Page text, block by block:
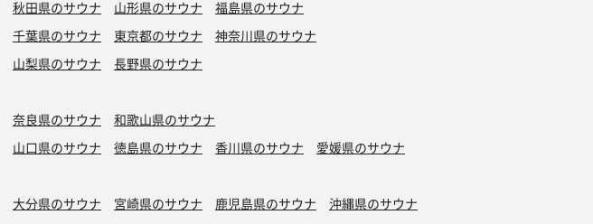
秋田県のサウナ 山形県のサウナ 福島県のサウナ
千葉県のサウナ 東京都のサウナ 神奈川県のサウナ
山梨県のサウナ 長野県のサウナ
奈良県のサウナ 和歌山県のサウナ
山口県のサウナ 徳島県のサウナ 香川県のサウナ
愛媛県のサウナ
大分県のサウナ 宮崎県のサウナ 鹿児島県のサウナ 沖縄県のサウナ